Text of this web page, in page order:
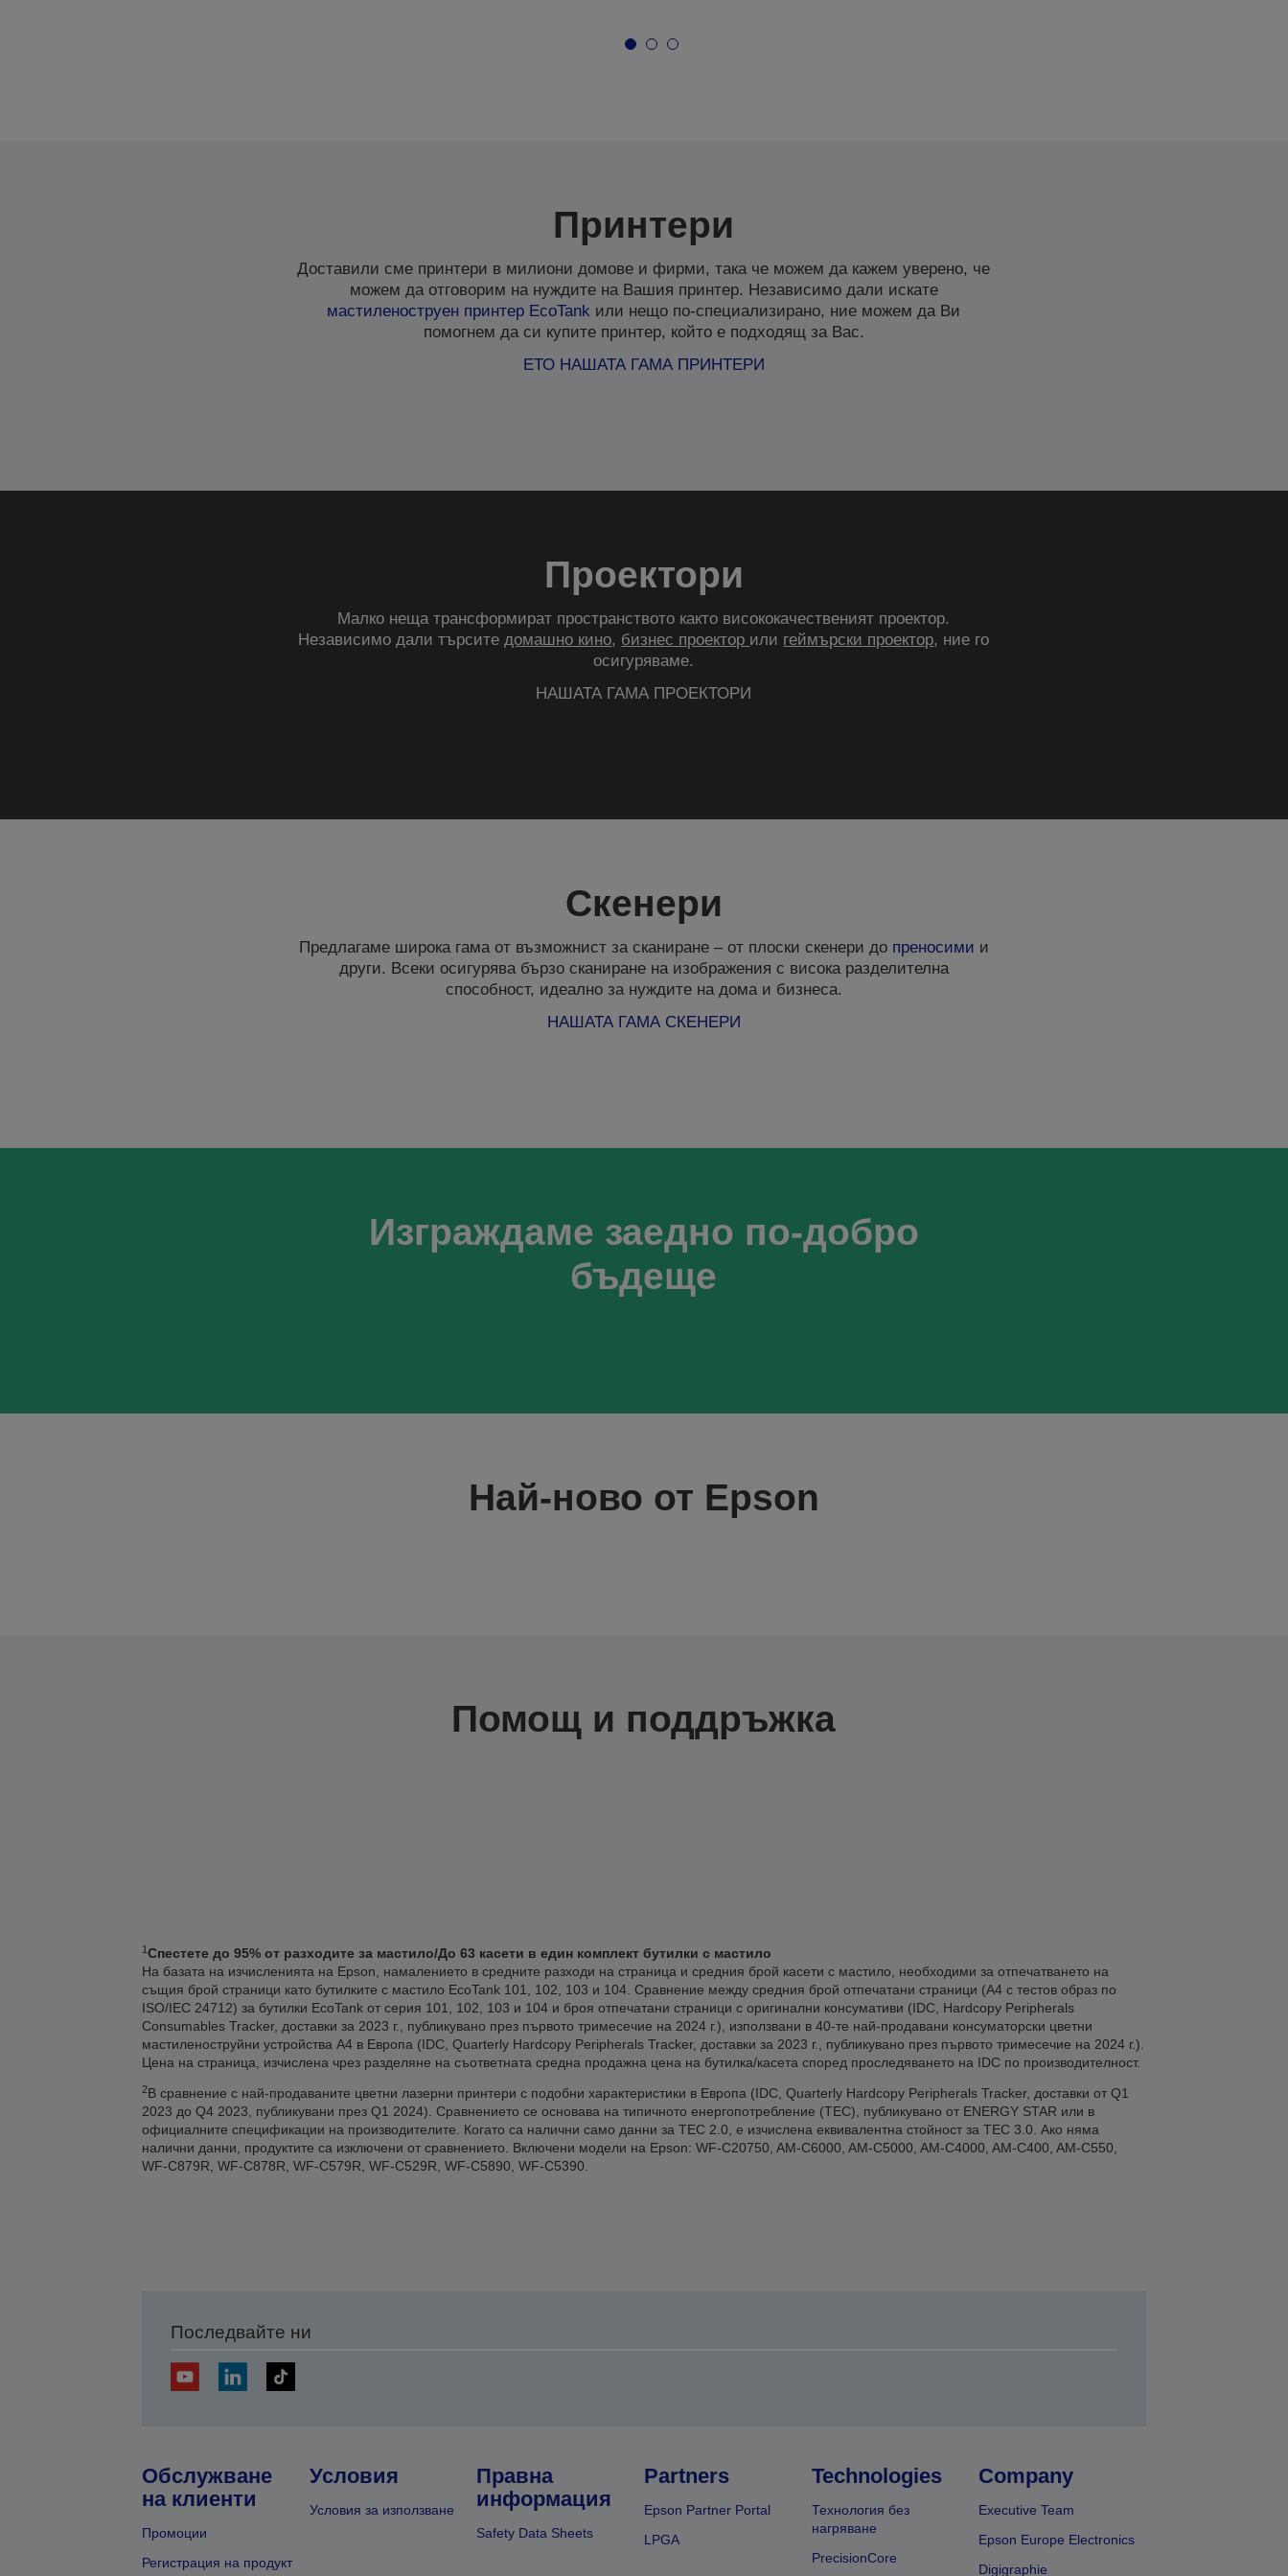
Принтери
Доставили сме принтери в милиони домове и фирми, така че можем да кажем уверено, че
можем да отговорим на нуждите на Вашия принтер. Независимо дали искате
мастиленоструен принтер EcoTank или нещо по-специализирано, ние можем да Ви
помогнем да си купите принтер, който е подходящ за Вас.
ЕТО НАШАТА ГАМА ПРИНТЕРИ
Проектори
Малко неща трансформират пространството както висококачественият проектор.
Независимо дали търситедомашно кино, бизнес проектор или геймърски проектор, ние го
осигуряваме.
НАШАТА ГАМА ПРОЕКТОРИ
Скенери
Предлагаме широка гама от възможнист за сканиране – от плоски скенери до преносими и
други. Всеки осигурява бързо сканиране на изображения с висока разделителна
способност, идеално за нуждите на дома и бизнеса.
НАШАТА ГАМА СКЕНЕРИ
Изграждаме заедно по-добро
бъдеще
Най-ново от Epson
Помощ и поддръжка
1Спестете до 95% от разходите за мастило/До 63 касети в един комплект бутилки с мастило
На базата на изчисленията на Epson, намалението в средните разходи на страница и средния брой касети с мастило, необходими за отпечатването на
същия брой страници като бутилките с мастило EcoTank 101, 102, 103 и 104. Сравнение между средния брой отпечатани страници (A4 с тестов образ по
ISO/IEC 24712) за бутилки EcoTank от серия 101, 102, 103 и 104 и броя отпечатани страници с оригинални консумативи (IDC, Hardcopy Peripherals
Consumables Tracker, доставки за 2023 г., публикувано през първото тримесечие на 2024 г.), използвани в 40-те най-продавани консуматорски цветни
мастиленоструйни устройства А4 в Европа (IDC, Quarterly Hardcopy Peripherals Tracker, доставки за 2023 г., публикувано през първото тримесечие на 2024 г.).
Цена на страница, изчислена чрез разделяне на съответната средна продажна цена на бутилка/касета според проследяването на IDC по производителност.
2В сравнение с най-продаваните цветни лазерни принтери с подобни характеристики в Европа (IDC, Quarterly Hardcopy Peripherals Tracker, доставки от Q1
2023 до Q4 2023, публикувани през Q1 2024). Сравнението се основава на типичното енергопотребление (TEC), публикувано от ENERGY STAR или в
официалните спецификации на производителите. Когато са налични само данни за TEC 2.0, е изчислена еквивалентна стойност за TEC 3.0. Ако няма
налични данни, продуктите са изключени от сравнението. Включени модели на Epson: WF-C20750, AM-C6000, AM-C5000, AM-C4000, AM-C400, AM-C550,
WF-C879R, WF-C878R, WF-C579R, WF-C529R, WF-C5890, WF-C5390.
Последвайте ни
Обслужване
на клиенти
Промоции
Регистрация на продукт
Условия
Условия за използване
Правна
информация
Safety Data Sheets
Partners
Epson Partner Portal
LPGA
Technologies
Технология без
нагряване
PrecisionCore
Company
Executive Team
Epson Europe Electronics
Digigraphie